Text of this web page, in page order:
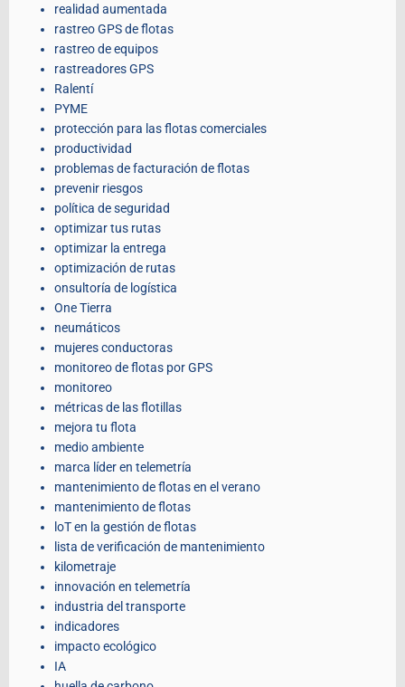
realidad aumentada
rastreo GPS de flotas
rastreo de equipos
rastreadores GPS
Ralentí
PYME
protección para las flotas comerciales
productividad
problemas de facturación de flotas
prevenir riesgos
política de seguridad
optimizar tus rutas
optimizar la entrega
optimización de rutas
onsultoría de logística
One Tierra
neumáticos
mujeres conductoras
monitoreo de flotas por GPS
monitoreo
métricas de las flotillas
mejora tu flota
medio ambiente
marca líder en telemetría
mantenimiento de flotas en el verano
mantenimiento de flotas
loT en la gestión de flotas
lista de verificación de mantenimiento
kilometraje
innovación en telemetría
industria del transporte
indicadores
impacto ecológico
IA